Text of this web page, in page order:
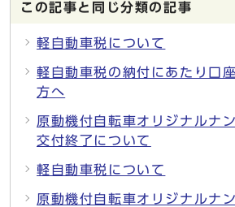
この記事と同じ分類の記事
軽自動車税について
軽自動車税の納付にあたり口
方へ
原動機付自転車オリジナルナ
交付終了について
軽自動車税について
原動機付自転車オリジナルナ